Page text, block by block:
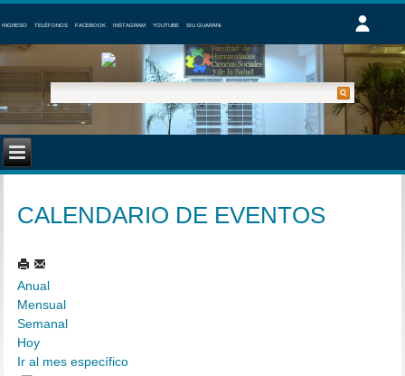
INGRESO TELÉFONOS FACEBOOK INSTAGRAM YOUTUBE SIU GUARANI
CALENDARIO DE EVENTOS
Anual
Mensual
Semanal
Hoy
Ir al mes específico